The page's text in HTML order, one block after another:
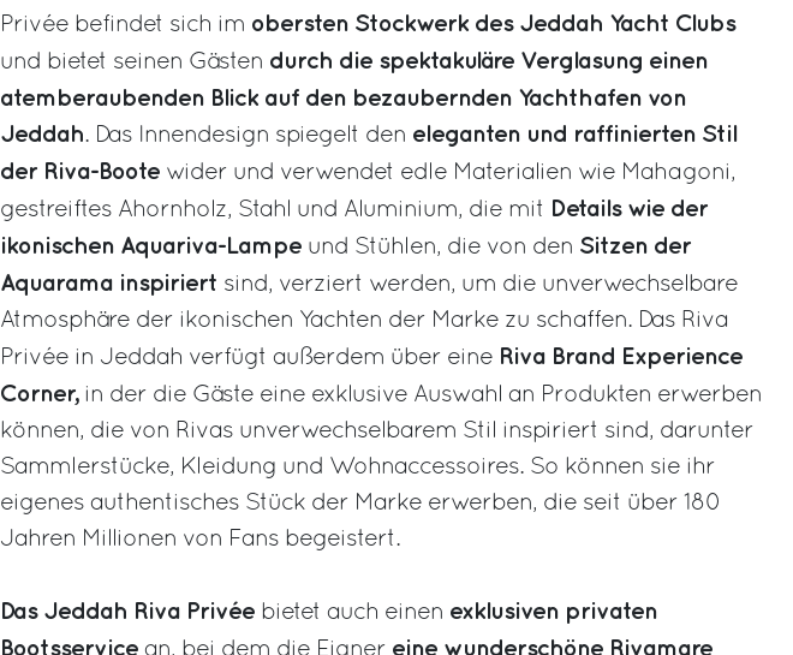
Privée befindet sich im obersten Stockwerk des Jeddah Yacht Clubs
und bietet seinen Gästen durch die spektakuläre Verglasung einen
atemberaubenden Blick auf den bezaubernden Yachthafen von
Jeddah. Das Innendesign spiegelt den eleganten und raffinierten Stil
der Riva-Boote wider und verwendet edle Materialien wie Mahagoni,
gestreiftes Ahornholz, Stahl und Aluminium, die mit
Details wie der
ikonischen Aquariva-Lampe und Stühlen, die von den Sitzen der
Aquarama inspiriert sind, verziert werden, um die unverwechselbare
Atmosphäre der ikonischen Yachten der Marke zu schaffen. Das Riva
Privée in Jeddah verfügt außerdem über eine Riva Brand Experience
Corner,in der die Gäste eine exklusive Auswahl an Produkten erwerben
können, die von Rivas unverwechselbarem Stil inspiriert sind, darunter
Sammlerstücke, Kleidung und Wohnaccessoires. So können sie ihr
eigenes authentisches Stück der Marke erwerben, die seit über 180
Jahren Millionen von Fans begeistert.
Das Jeddah Riva Privée bietet auch einen exklusiven privaten
Bootsservice an, bei dem die Eigner eine wunderschöne Rivamare